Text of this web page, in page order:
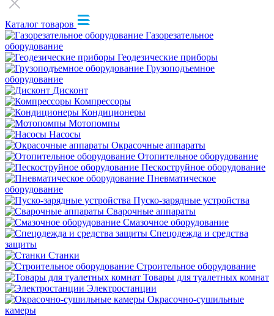
Каталог товаров
Газорезательное
оборудование
Геодезические приборы
Грузоподъемное
оборудование
Дисконт
Компрессоры
Кондиционеры
Мотопомпы
Насосы
Окрасочные аппараты
Отопительное оборудование
Пескоструйное оборудование
Пневматическое
оборудование
Пуско-зарядные устройства
Сварочные аппараты
Смазочное оборудование
Спецодежда и средства
защиты
Станки
Строительное оборудование
Товары для туалетных комнат
Электростанции
Окрасочно-сушильные
камеры